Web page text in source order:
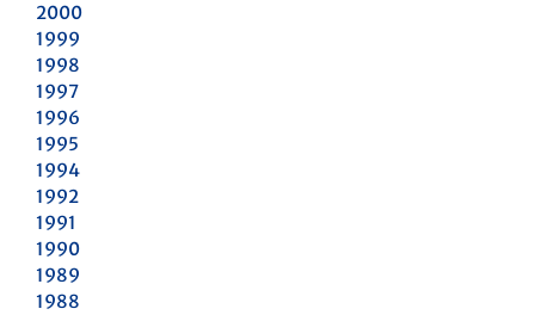
2000
1999
1998
1997
1996
1995
1994
1992
1991
1990
1989
1988